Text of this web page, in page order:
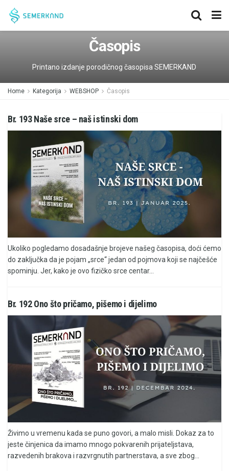
Časopis
Printano izdanje porodičnog časopisa SEMERKAND
Home Kategorija WEBSHOP Časopis
Br. 193 Naše srce – naš istinski dom
Ukoliko pogledamo dosadašnje brojeve našeg časopisa, doći ćemo
do zaključka da je pojam „srce“ jedan od pojmova koji se najčešće
spominju. Jer, kako je ovo fizičko srce centar...
Br. 192 Ono što pričamo, pišemo i dijelimo
Živimo u vremenu kada se puno govori, a malo misli. Dokaz za to
jeste činjenica da imamo mnogo pokvarenih prijateljstava,
razvedenih brakova i razvrgnutih partnerstava, a sve zbog...